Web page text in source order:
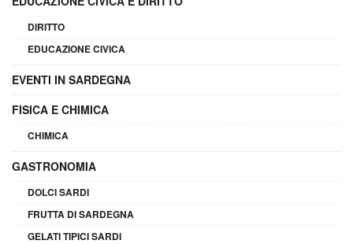
DIRITTO
EDUCAZIONE CIVICA
EVENTI IN SARDEGNA
FISICA E CHIMICA
CHIMICA
GASTRONOMIA
DOLCI SARDI
FRUTTA DI SARDEGNA
GELATI TIPICI SARDI